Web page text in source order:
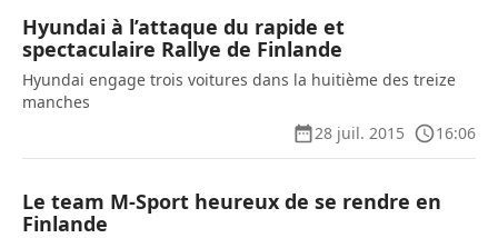
Hyundai à l’attaque du rapide et
spectaculaire Rallye de Finlande
Hyundai engage trois voitures dans la huitième des treize
manches
28 juil. 2015
16:06
Le team M-Sport heureux de se rendre en
Finlande